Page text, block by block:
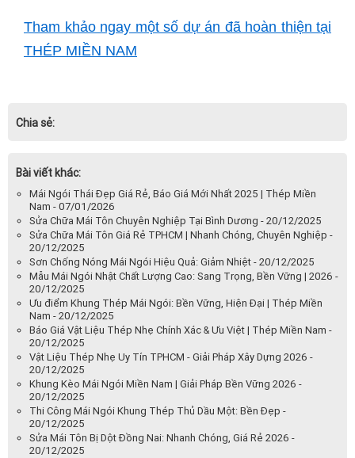
Tham khảo ngay một số dự án đã hoàn thiện tại
THÉP MIỀN NAM
Chia sẻ:
Bài viết khác:
Mái Ngói Thái Đẹp Giá Rẻ, Báo Giá Mới Nhất 2025 | Thép Miền
Nam - 07/01/2026
Sửa Chữa Mái Tôn Chuyên Nghiệp Tại Bình Dương - 20/12/2025
Sửa Chữa Mái Tôn Giá Rẻ TPHCM | Nhanh Chóng, Chuyên Nghiệp -
20/12/2025
Sơn Chống Nóng Mái Ngói Hiệu Quả: Giảm Nhiệt - 20/12/2025
Mẫu Mái Ngói Nhật Chất Lượng Cao: Sang Trọng, Bền Vững | 2026 -
20/12/2025
Ưu điểm Khung Thép Mái Ngói: Bền Vững, Hiện Đại | Thép Miền
Nam - 20/12/2025
Báo Giá Vật Liệu Thép Nhẹ Chính Xác & Ưu Việt | Thép Miền Nam -
20/12/2025
Vật Liệu Thép Nhẹ Uy Tín TPHCM - Giải Pháp Xây Dựng 2026 -
20/12/2025
Khung Kèo Mái Ngói Miền Nam | Giải Pháp Bền Vững 2026 -
20/12/2025
Thi Công Mái Ngói Khung Thép Thủ Dầu Một: Bền Đẹp -
20/12/2025
Sửa Mái Tôn Bị Dột Đồng Nai: Nhanh Chóng, Giá Rẻ 2026 -
20/12/2025